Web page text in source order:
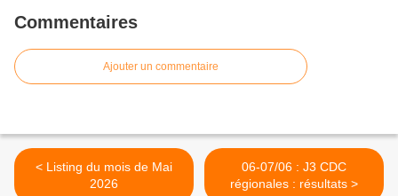
Commentaires
Ajouter un commentaire
< Listing du mois de Mai
2026
06-07/06 : J3 CDC
régionales : résultats >